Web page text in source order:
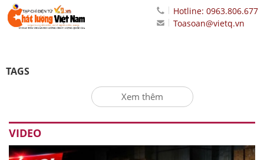
Hotline: 0963.806.677
Toasoan@vietq.vn
TAGS
Xem thêm
VIDEO